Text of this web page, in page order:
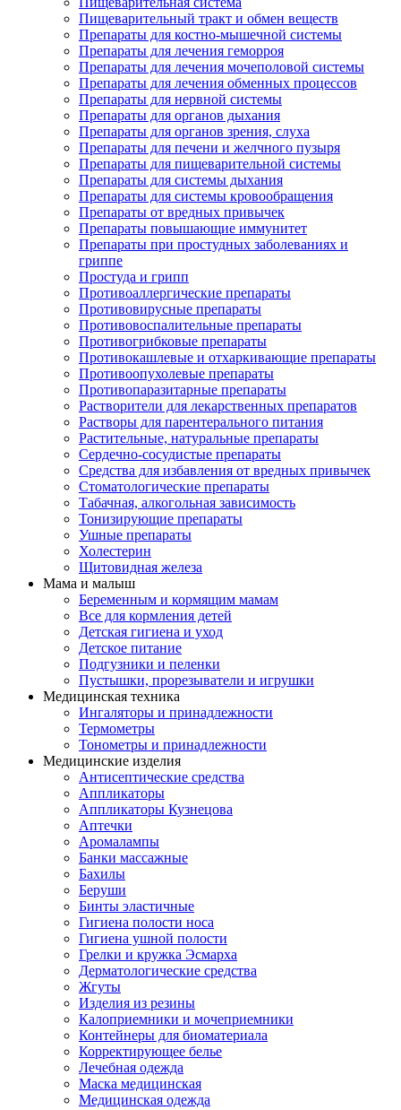
Пищеварительный тракт и обмен веществ
Препараты для костно-мышечной системы
Препараты для лечения геморроя
Препараты для лечения мочеполовой системы
Препараты для лечения обменных процессов
Препараты для нервной системы
Препараты для органов дыхания
Препараты для органов зрения, слуха
Препараты для печени и желчного пузыря
Препараты для пищеварительной системы
Препараты для системы дыхания
Препараты для системы кровообращения
Препараты от вредных привычек
Препараты повышающие иммунитет
Препараты при простудных заболеваниях и
гриппе
Простуда и грипп
Противоаллергические препараты
Противовирусные препараты
Противовоспалительные препараты
Противогрибковые препараты
Противокашлевые и отхаркивающие препараты
Противоопухолевые препараты
Противопаразитарные препараты
Растворители для лекарственных препаратов
Растворы для парентерального питания
Растительные, натуральные препараты
Сердечно-сосудистые препараты
Средства для избавления от вредных привычек
Стоматологические препараты
Табачная, алкогольная зависимость
Тонизирующие препараты
Ушные препараты
Холестерин
Щитовидная железа
Мама и малыш
Беременным и кормящим мамам
Все для кормления детей
Детская гигиена и уход
Детское питание
Подгузники и пеленки
Пустышки, прорезыватели и игрушки
Медицинская техника
Ингаляторы и принадлежности
Термометры
Тонометры и принадлежности
Медицинские изделия
Антисептические средства
Аппликаторы
Аппликаторы Кузнецова
Аптечки
Аромалампы
Банки массажные
Бахилы
Беруши
Бинты эластичные
Гигиена полости носа
Гигиена ушной полости
Грелки и кружка Эсмарха
Дерматологические средства
Жгуты
Изделия из резины
Калоприемники и мочеприемники
Контейнеры для биоматериала
Корректирующее белье
Лечебная одежда
Маска медицинская
Медицинская одежда